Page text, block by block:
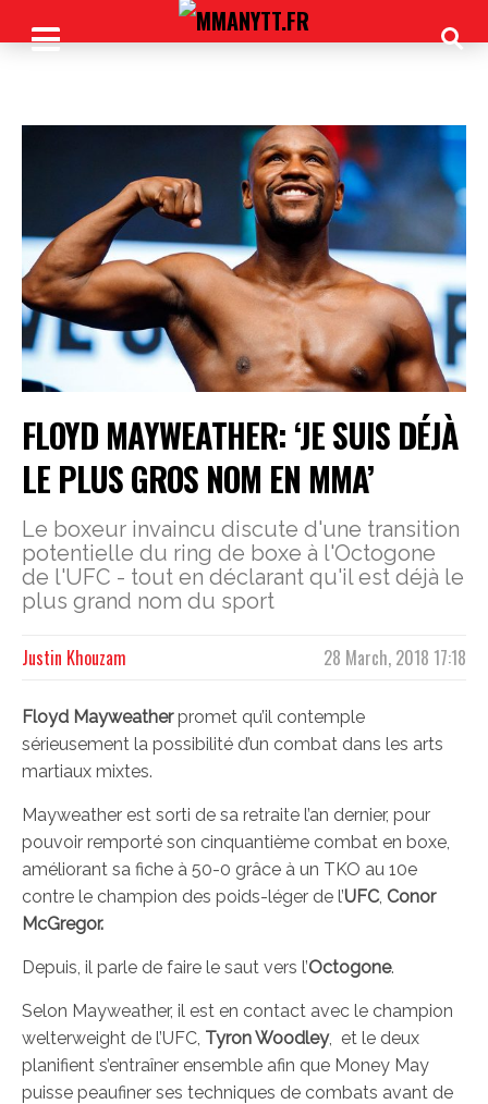
FLOYD MAYWEATHER: ‘JE SUIS DÉJÀ
LE PLUS GROS NOM EN MMA’
Le boxeur invaincu discute d'une transition
potentielle du ring de boxe à l'Octogone
de l'UFC - tout en déclarant qu'il est déjà le
plus grand nom du sport
28 March, 2018 17:18
Justin Khouzam
Floyd Mayweatherpromet qu’il contemple
sérieusement la possibilité d’un combat dans les arts
martiaux mixtes.
Mayweather est sorti de sa retraite l’an dernier, pour
pouvoir remporté son cinquantième combat en boxe,
améliorant sa fiche à 50-0 grâce à un TKO au 10e
contre le champion des poids-léger de l’UFC Conor
McGregor.
Depuis, il parle de faire le saut vers l’Octogone.
Selon Mayweather, il est en contact avec le champion
welterweight de l’UFC, Tyron Woodley, et le deux
planifient s’entraîner ensemble afin que Money May
puisse peaufiner ses techniques de combats avant de